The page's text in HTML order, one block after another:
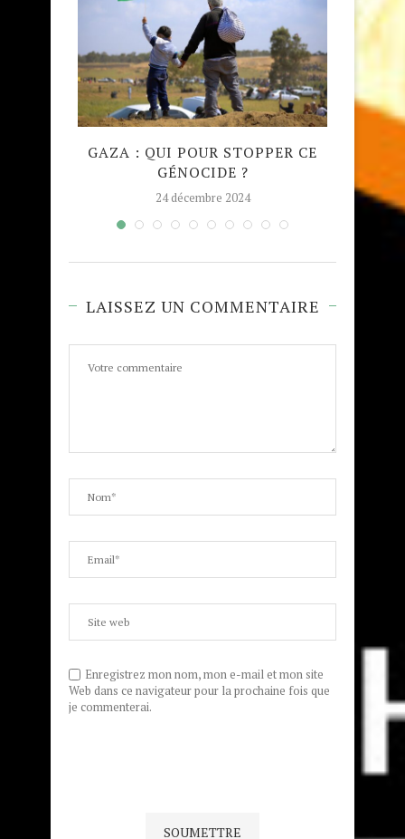
GAZA : QUI POUR STOPPER CE
GÉNOCIDE ?
24 décembre 2024
LAISSEZ UN COMMENTAIRE
Enregistrez mon nom, mon e-mail et mon site
Web dans ce navigateur pour la prochaine fois que
je commenterai.